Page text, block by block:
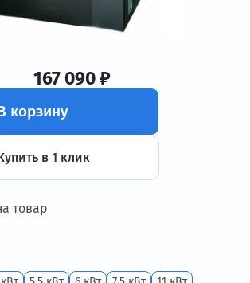
167 090 ₽
корзину
в 1 клик
товар